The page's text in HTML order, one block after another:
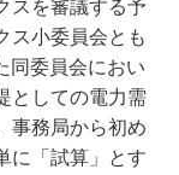
スを審議する予
ス小委員会とも
同委員会におい
としての電力需
事務局から初め
に「試算」とす